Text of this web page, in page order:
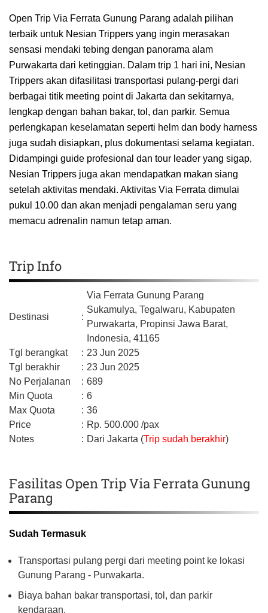
Open Trip Via Ferrata Gunung Parang adalah pilihan
terbaik untuk Nesian Trippers yang ingin merasakan
sensasi mendaki tebing dengan panorama alam
Purwakarta dari ketinggian. Dalam trip 1 hari ini, Nesian
Trippers akan difasilitasi transportasi pulang-pergi dari
berbagai titik meeting point di Jakarta dan sekitarnya,
lengkap dengan bahan bakar, tol, dan parkir. Semua
perlengkapan keselamatan seperti helm dan body harness
juga sudah disiapkan, plus dokumentasi selama kegiatan.
Didampingi guide profesional dan tour leader yang sigap,
Nesian Trippers juga akan mendapatkan makan siang
setelah aktivitas mendaki. Aktivitas Via Ferrata dimulai
pukul 10.00 dan akan menjadi pengalaman seru yang
memacu adrenalin namun tetap aman.
Trip Info
Destinasi :
Via Ferrata Gunung Parang
Sukamulya, Tegalwaru, Kabupaten
Purwakarta, Propinsi Jawa Barat,
Indonesia, 41165
Tgl berangkat
: 23 Jun 2025
Tgl berakhir
: 23 Jun 2025
No Perjalanan
: 689
Min Quota
: 6
Max Quota
: 36
Price
: Rp. 500.000 /pax
Notes
: Dari Jakarta (Trip sudah berakhir)
Fasilitas Open Trip Via Ferrata Gunung
Parang
Sudah Termasuk
Transportasi pulang pergi dari meeting point ke lokasi
Gunung Parang - Purwakarta.
Biaya bahan bakar transportasi, tol, dan parkir
kendaraan.